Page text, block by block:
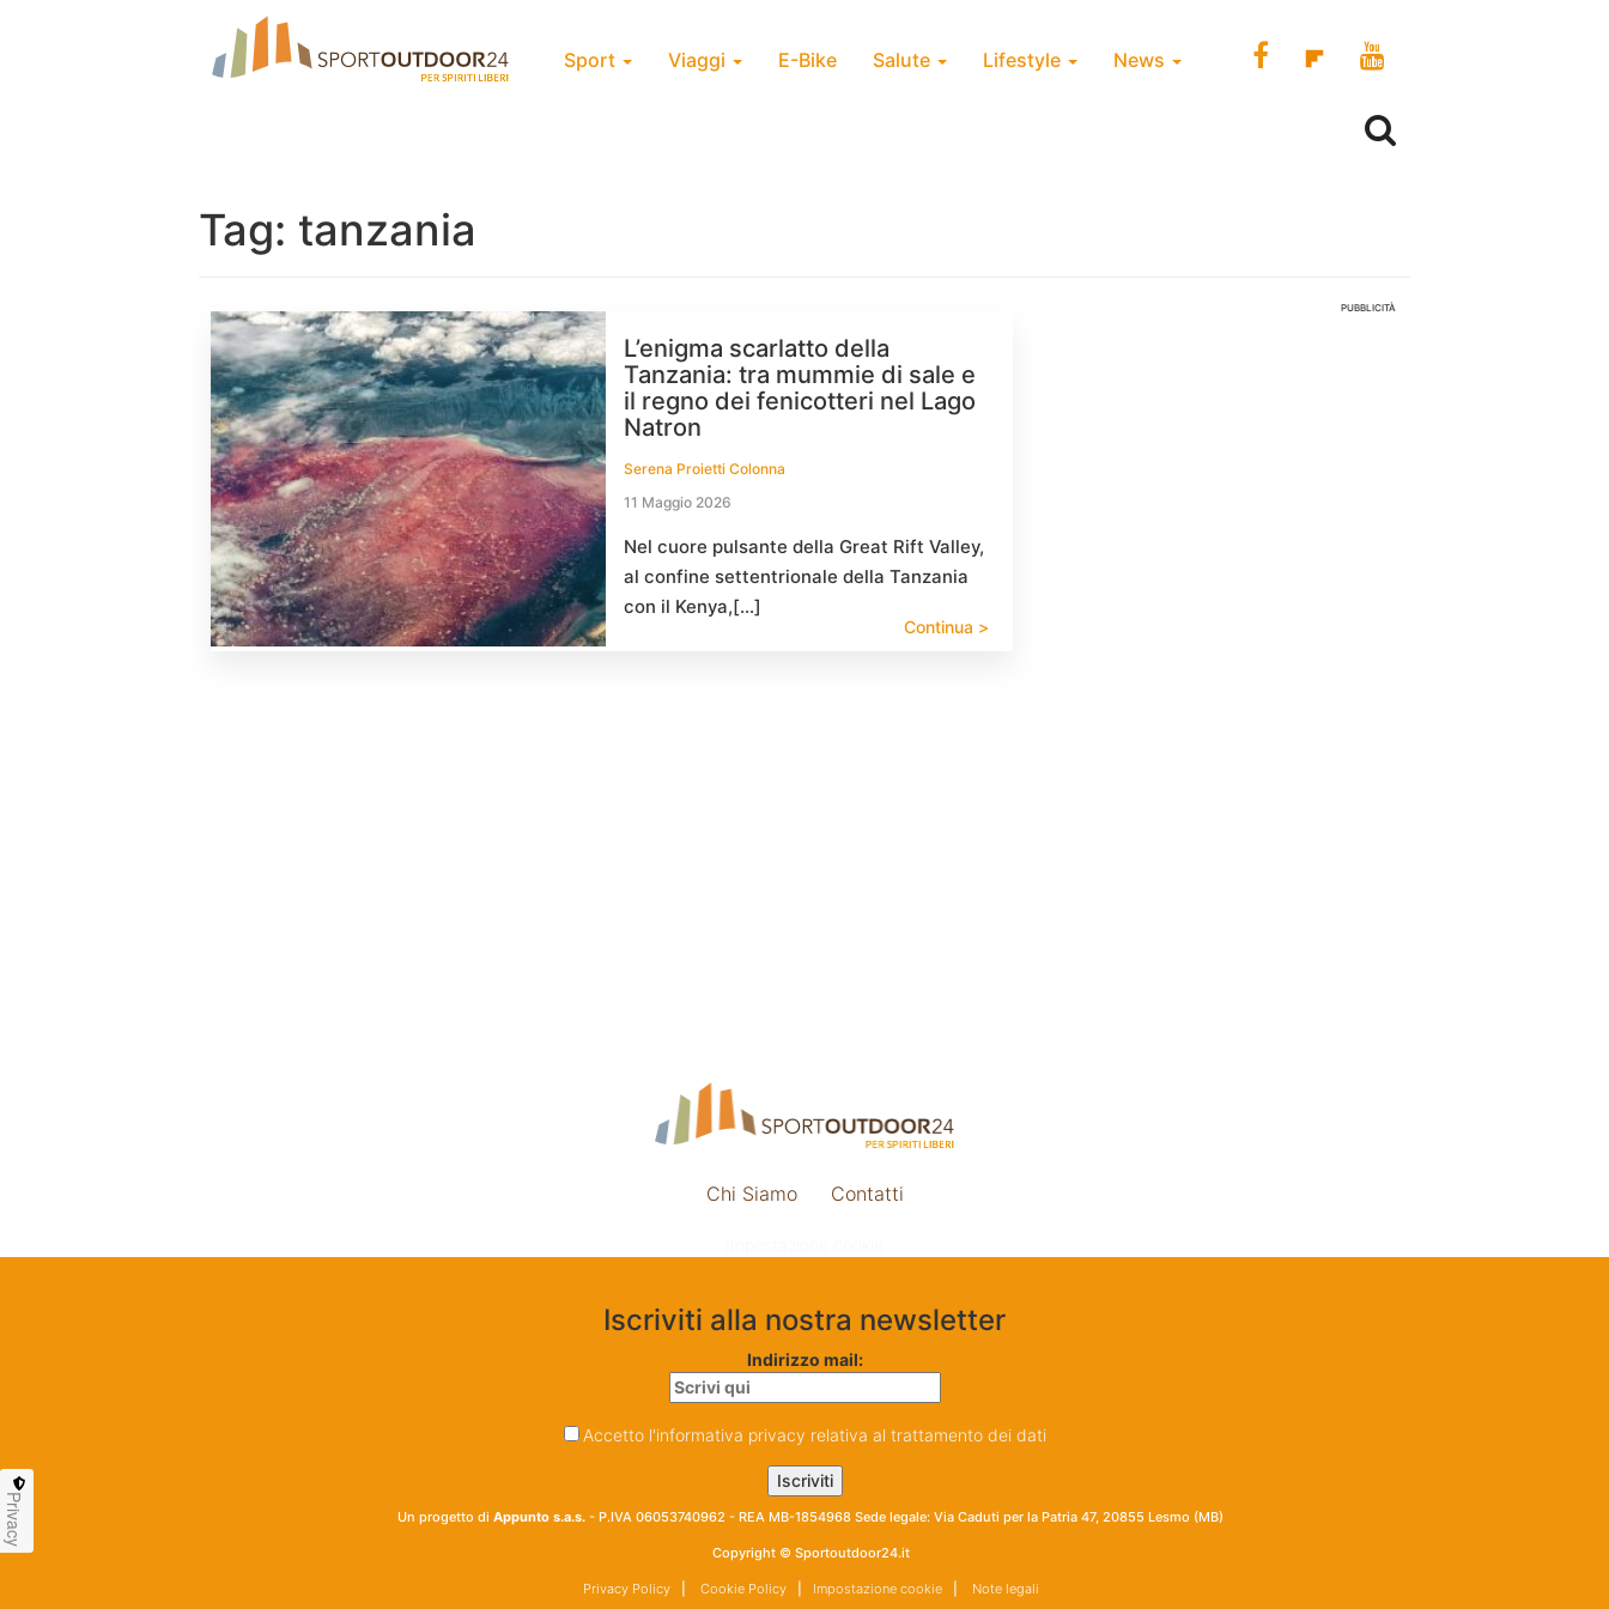
Sport Viaggi E-Bike Salute Lifestyle News
Tag: tanzania
L’enigma scarlatto della
Tanzania: tra mummie di sale e
il regno dei fenicotteri nel Lago
Natron
Serena Proietti Colonna
11 Maggio 2026
Nel cuore pulsante della Great Rift Valley,
al confine settentrionale della Tanzania
con il Kenya,[…]
Continua >
PUBBLICITÀ
Chi Siamo Contatti
Iscriviti alla nostra newsletter
Indirizzo mail:
Accetto l'informativa privacy relativa al trattamento dei dati
Un progetto di Appunto s.a.s. - P.IVA 06053740962 - REA MB-1854968 Sede legale: Via Caduti per la Patria 47, 20855 Lesmo (MB)
Copyright © Sportoutdoor24.it
Privacy Policy| Cookie Policy| Impostazione cookie| Note legali
Privacy